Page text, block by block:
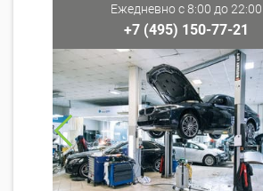
Ежедневно с 8:00 до 22:00
+7 (495) 150-77-21